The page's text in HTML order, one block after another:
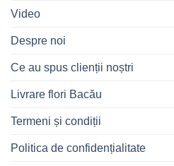
Video
Despre noi
Ce au spus clienții noștri
Livrare flori Bacău
Termeni și condiții
Politica de confidențialitate